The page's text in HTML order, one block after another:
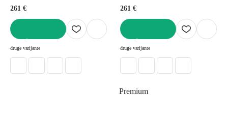
261 €
druge varijante
261 €
druge varijante
Premium